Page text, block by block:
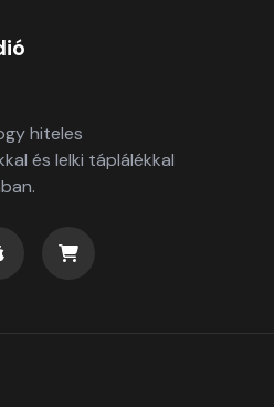
hiteles
és lelki táplálékkal